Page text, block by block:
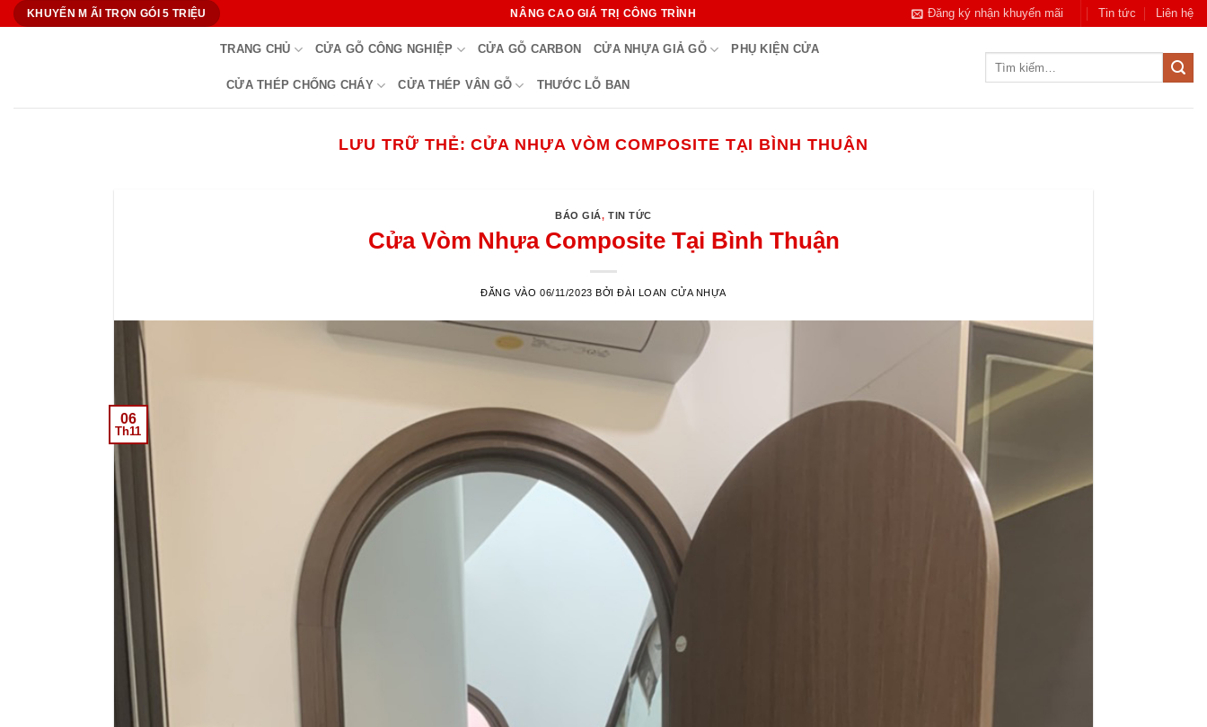
Bỏ
KHUYẾN M ÃI TRỌN GÓI 5 TRIỆU NÂNG CAO GIÁ TRỊ CÔNG TRÌNH Đăng ký nhận khuyến mãi Tin tức Liên hệ
TRANG CHỦ CỬA GỖ CÔNG NGHIỆP CỬA GỖ CARBON CỬA NHỰA GIẢ GỖ PHỤ KIỆN CỬA
CỬA THÉP CHỐNG CHÁY CỬA THÉP VÂN GỖ THƯỚC LỖ BAN
LƯU TRỮ THẺ:CỬA NHỰA VÒM COMPOSITE TẠI BÌNH THUẬN
BÁO GIÁ,TIN TỨC
Cửa Vòm Nhựa Composite Tại Bình Thuận
ĐĂNG VÀO06/11/2023 BỞIĐÀI LOAN CỬA NHỰA
06
Th11